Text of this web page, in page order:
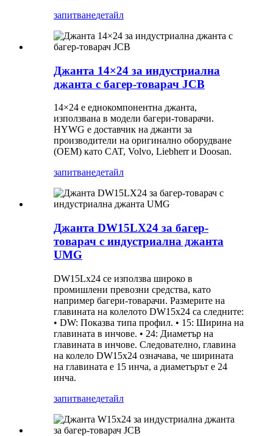
запитванедетайл
Джанта 14×24 за индустриална
джанта с багер-товарач JCB
14×24 е еднокомпонентна джанта,
използвана в модели багери-товарачи.
HYWG е доставчик на джанти за
производители на оригинално оборудване
(OEM) като CAT, Volvo, Liebherr и Doosan.
запитванедетайл
Джанта DW15LX24 за багер-
товарач с индустриална джанта
UMG
DW15Lx24 се използва широко в
промишлени превозни средства, като
например багери-товарачи. Размерите на
главината на колелото DW15x24 са следните:
• DW: Показва типа профил. • 15: Ширина на
главината в инчове. • 24: Диаметър на
главината в инчове. Следователно, главина
на колело DW15x24 означава, че ширината
на главината е 15 инча, а диаметърът е 24
инча.
запитванедетайл